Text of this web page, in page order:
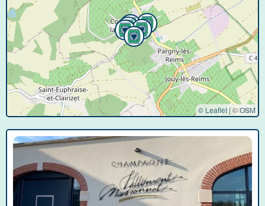
© Leaflet | ©OSM